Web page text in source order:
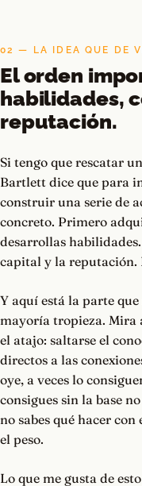
02 — LA IDEA QUE DE
El orden
habilidades,
reputación.
Si tengo que rescatar
Bartlett dice que para
construir una serie de
concreto. Primero
desarrollas
capital y la reputación.
Y aquí está la parte
mayoría tropieza. Mira
el atajo: saltarse el
directos a las
oye, a veces lo
consigues sin la base
no sabes qué hacer
el peso.
Lo que me gusta de